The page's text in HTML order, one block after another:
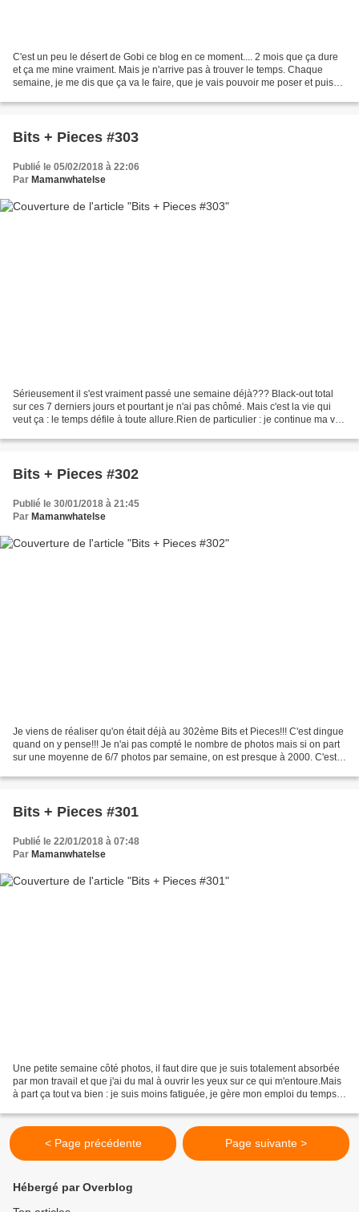
C'est un peu le désert de Gobi ce blog en ce moment.... 2 mois que ça dure
et ça me mine vraiment. Mais je n'arrive pas à trouver le temps. Chaque
semaine, je me dis que ça va le faire, que je vais pouvoir me poser et puis
Bits + Pieces #303
Publié le 05/02/2018 à 22:06
Par Mamanwhatelse
Sérieusement il s'est vraiment passé une semaine déjà??? Black-out total
sur ces 7 derniers jours et pourtant je n'ai pas chômé. Mais c'est la vie qui
veut ça : le temps défile à toute allure.Rien de particulier : je continue ma vie
Bits + Pieces #302
Publié le 30/01/2018 à 21:45
Par Mamanwhatelse
Je viens de réaliser qu'on était déjà au 302ème Bits et Pieces!!! C'est dingue
quand on y pense!!! Je n'ai pas compté le nombre de photos mais si on part
sur une moyenne de 6/7 photos par semaine, on est presque à 2000. C'est
Bits + Pieces #301
Publié le 22/01/2018 à 07:48
Par Mamanwhatelse
Une petite semaine côté photos, il faut dire que je suis totalement absorbée
par mon travail et que j'ai du mal à ouvrir les yeux sur ce qui m'entoure.Mais
à part ça tout va bien : je suis moins fatiguée, je gère mon emploi du temps
< Page précédente Page suivante >
Hébergé par Overblog